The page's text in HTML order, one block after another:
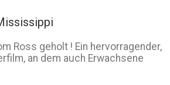
Ross geholt ! Ein hervorragender,
an dem auch Erwachsene